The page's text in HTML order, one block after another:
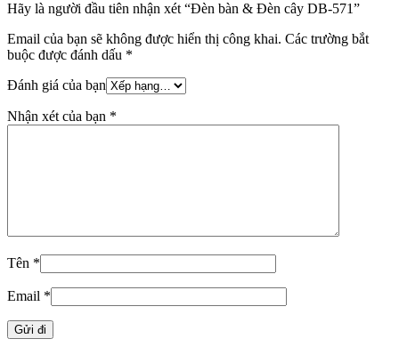
Hãy là người đầu tiên nhận xét “Đèn bàn & Đèn cây DB-571”
Email của bạn sẽ không được hiển thị công khai. Các trường bắt
buộc được đánh dấu *
Đánh giá của bạn
Nhận xét của bạn *
Tên *
Email *